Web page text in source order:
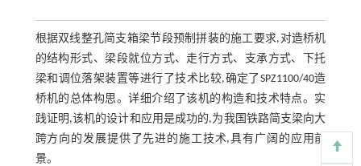
根据双线整孔简支箱梁节段预制拼装的施工要求,对造桥机
的结构形式、梁段就位方式、走行方式、支承方式、下托
梁和调位落架装置等进行了技术比较,确定了SPZ1100/40造
桥机的总体构思。详细介绍了该机的构造和技术特点。实
践证明,该机的设计和应用是成功的,为我国铁路简支梁向大
跨方向的发展提供了先进的施工技术,具有广阔的应用前
景。